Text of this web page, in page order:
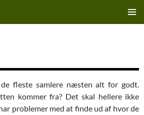
fleste samlere næsten alt for godt.
kommer fra? Det skal hellere ikke
problemer med at finde ud af hvor de